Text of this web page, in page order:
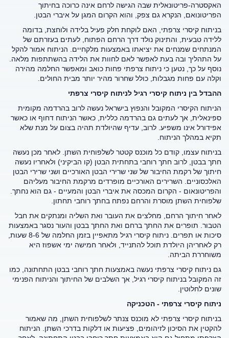
האקסטרה-פריטונאלית שבה הגישה לרחם אינה כרוכה בחיתוך
הפריטונואם, הנקרא גם צפק, והוא הקרום המגן על איברי הבטן.
בניתוח קיסרי צרפתי, האם לוקחת חלק פעיל בלידה ולוחצת, בדומה
ללידה טבעית, והתינוק נולד דרך הרחם הפתוח, לעתים בעזרתם של
המנתחים שמנחים את יציאתו באמצעות מלקחיים. הניתוח אמור להקל
על התהליך ובה בעת לאפשר לאם לחוות את הלידה בהשתתפות מלאה.
נוסף על כך, נטען כי ניתוח צרפתי פחות כואב ומאפשר החלמה מהירה
וקלה עם פחות מגבלות, כולל שחרור מהיר יותר מבית החולים.
ההבדל בין ניתוח קיסרי רגיל לניתוח קיסרי צרפתי
הניתוח הקיסרי המקובל והנפוץ בישראל נעשה לרוב בהרדמה מקומית
ספינאלית, אך לעתים גם בהרדמה כללית, כאשר הניתוח דחוף או כאשר
אפידורל אינו משפיע. לרוב, עדיף שהיולדת תהיה בצום על מנת שלא
תקיא במהלך הניתוח.
בניתוח עצמו, קודם כל מוכנס קטטר לשלפוחית השתן. לאחר מכן נעשה
חתך בבטן, לרוב חתך רוחבי בתחתית הבטן (קו הביקיני) ולאחריו נעשה
חיתוך של רקמת החיבור של שני שרירי הבטן האורכיים ושני שרירי הבטן
האלכסוניים. השרירים האורכיים מופרדים מרקמת החיבור מעליהם
והפריטונאום - הקרום המכסה את איברי הבטן והמעיים - גם הוא נחתך.
שלפוחית השתן מוסרת והרחם נפתח בחתך רוחבי תחתון.
לאחר חיתוך הרחם, מחלצים את העובר ואת השליה ומנתקים את חבל
הטבור. תופרים את החתך ברחם ואת החתך בבטן והעור נסגר באמצעות
סיכות או תפרים. ניתוח קיסרי רגיל מתאפיין בזמן החלמה של 8-6 שעות,
רק לאחריהן היולדת תוכל להתנייד, ולאחר חמישה ימי אשפוז היא
משוחררת הביתה.
גם ניתוח קיסרי צרפתי נעשה באמצעות חתך רוחבי בבטן התחתונה, כמו
זה המקובל בניתוח קיסרי רגיל, אך השלבים של החיתוך והניתוח הפנימי
שונים לחלוטין.
ניתוח קיסרי צרפתי - הטכניקה
בניתוח קיסרי צרפתי לא מוכנס צנתר לשלפוחית השתן, מה שאמור
להקטין את הסיכון לזיהומים, פציעות או דלקות בדרכי השתן. הניתוח